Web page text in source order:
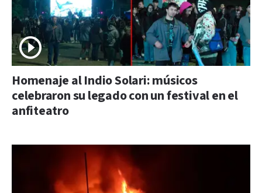
Homenaje al Indio Solari: músicos
celebraron su legado con un festival en el
anfiteatro